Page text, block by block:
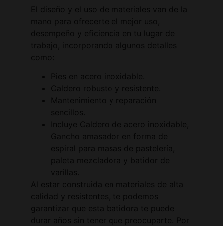
El diseño y el uso de materiales van de la
mano para ofrecerte el mejor uso,
desempeño y eficiencia en tu lugar de
trabajo, incorporando algunos detalles
como:
Pies en acero inoxidable.
Caldero robusto y resistente.
Mantenimiento y reparación
sencillos.
Incluye Caldero de acero inoxidable,
Gancho amasador en forma de
espiral para masas de pastelería,
paleta mezcladora y batidor de
varillas.
Al estar construida en materiales de alta
calidad y resistentes, te podemos
garantizar que esta batidora te puede
durar años sin tener que preocuparte. Por